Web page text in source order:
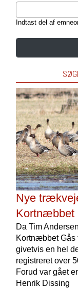
Indtast del af
Nye
Kortnæbbet
Da Tim
Kortnæbbet Gås
givetvis en hel
registreret over
Forud var gået
Henrik Dissing